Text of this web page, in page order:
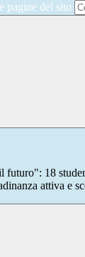
pagine del sito
futuro": 18
attiva e